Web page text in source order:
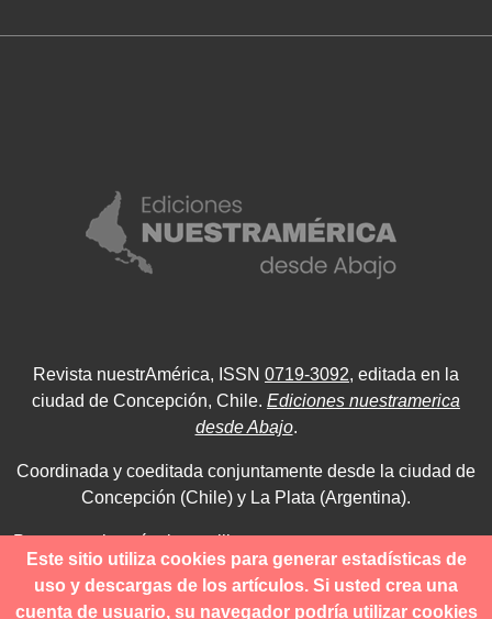
Revista nuestrAmérica, ISSN 0719-3092, editada en la
ciudad de Concepción, Chile. Ediciones nuestramerica
desde Abajo.
Coordinada y coeditada conjuntamente desde la ciudad de
Concepción (Chile) y La Plata (Argentina).
Para consultas técnicas utilice
contacto@revistanuestramerica.cl
Toda comunicación respecto a los envíos se deben realizar
Este sitio utiliza cookies para generar estadísticas de
uso y descargas de los artículos. Si usted crea una
cuenta de usuario, su navegador podría utilizar cookies